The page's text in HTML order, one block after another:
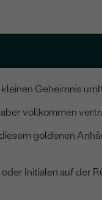
Geheimnis
vollkommen
goldenen
Initialen auf der